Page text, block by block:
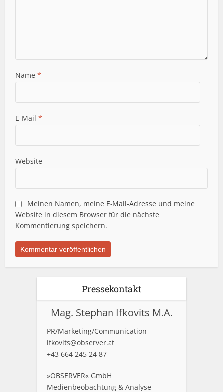
Name*
E-Mail*
Website
Meinen Namen, meine E-Mail-Adresse und meine
Website in diesem Browser für die nächste
Kommentierung speichern.
Pressekontakt
Mag. Stephan Ifkovits M.A.
PR/Marketing/Communication
ifkovits@observer.at
+43 664 245 24 87
»OBSERVER« GmbH
Medienbeobachtung & Analyse